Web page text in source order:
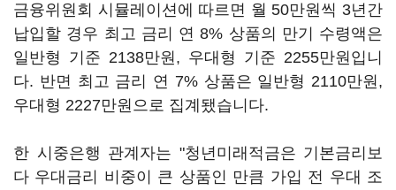
금융위원회 시뮬레이션에 따르면 월 50만원씩 3년간
납입할 경우 최고 금리 연 8% 상품의 만기 수령액은
일반형 기준 2138만원, 우대형 기준 2255만원입니
다. 반면 최고 금리 연 7% 상품은 일반형 2110만원,
우대형 2227만원으로 집계됐습니다.
한 시중은행 관계자는 "청년미래적금은 기본금리보
다 우대금리 비중이 큰 상품인 만큼 가입 전 우대 조